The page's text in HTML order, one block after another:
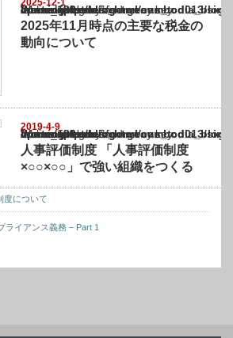
2025-12-1
Warning
: Undefined array key "show_category" in
/home/netst/kuno-cpa.co.jp/public_html/cambodia_blog/wp-content/themes/
on line183
2025年11月時点の主要な税金の
動向について
2019-4-9
Warning
: Undefined array key "show_category" in
/home/netst/kuno-cpa.co.jp/public_html/cambodia_blog/wp-content/themes/
on line183
人事評価制度 「人事評価制度
×○○×○○」で強い組織をつくる
度について
ライアンス義務 – Part 1